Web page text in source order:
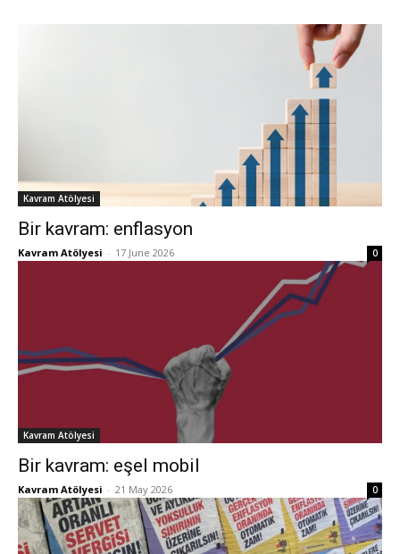
Kavram Atölyesi
Bir kavram: enflasyon
Kavram Atölyesi - 17 June 2026 0
Kavram Atölyesi
Bir kavram: eşel mobil
Kavram Atölyesi - 21 May 2026 0